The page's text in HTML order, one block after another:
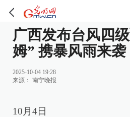
广西发布台风四
姆” 携暴风雨来袭
2025-10-04 19:28
来源： 南宁晚报
10月4日